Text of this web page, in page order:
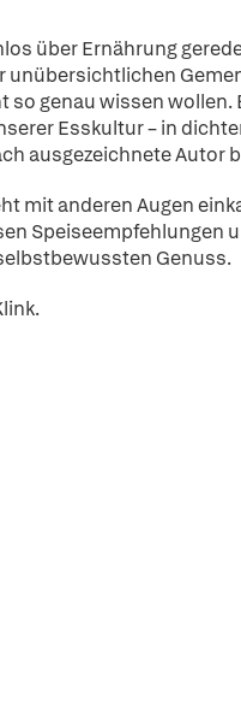
über Ernährung
unübersichtlichen
so genau wissen
Esskultur – in
ausgezeichnete Autor
mit anderen Augen
Speiseempfehlungen
Genuss.